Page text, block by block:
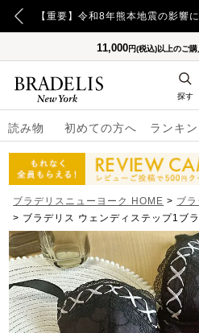
【重要】日本郵便の障害による配送への影響についてのお詫び
11,000円(税込)以上のご
読み物 初めての方へ ランキ
探す
ブラデリスニューヨーク HOME
ブ
ブラデリス ウェンディステップ1ブ